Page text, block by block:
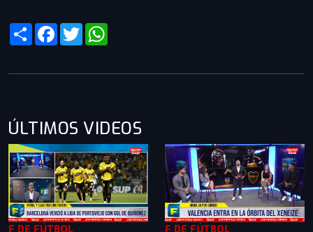
ShareFacebook
Twitter
ÚLTIMOS VIDEOS